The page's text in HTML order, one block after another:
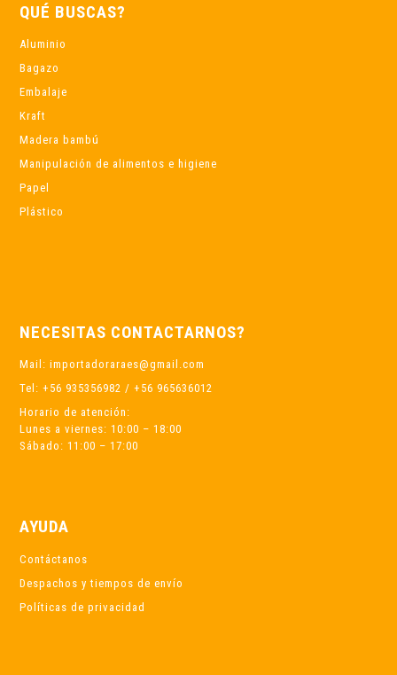
QUÉ BUSCAS?
Aluminio
Bagazo
Embalaje
Kraft
Madera bambú
Manipulación de alimentos e higiene
Papel
Plástico
NECESITAS CONTACTARNOS?
Mail: importadoraraes@gmail.com
Tel: +56 935356982 / +56 965636012
Horario de atención:
Lunes a viernes: 10:00 – 18:00
Sábado: 11:00 – 17:00
AYUDA
Contáctanos
Despachos y tiempos de envío
Políticas de privacidad